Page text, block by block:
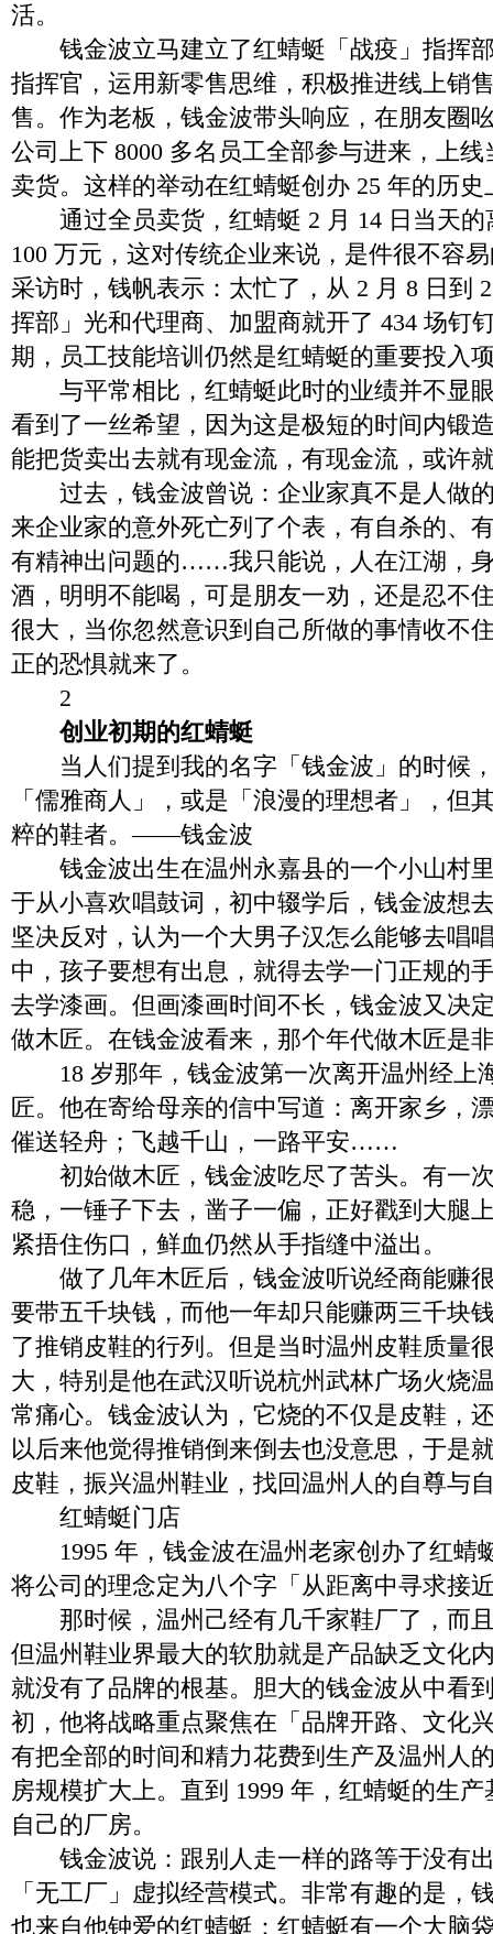
活。
钱金波立马建立了红蜻蜓「战疫」指挥
指挥官，运用新零售思维，积极推进线上销
售。作为老板，钱金波带头响应，在朋友圈
公司上下 8000 多名员工全部参与进来，上
卖货。这样的举动在红蜻蜓创办 25 年的历
通过全员卖货，红蜻蜓 2 月 14 日当天的
100 万元，这对传统企业来说，是件很不容
采访时，钱帆表示：太忙了，从 2 月 8 日到
挥部」光和代理商、加盟商就开了 434 场钉
期，员工技能培训仍然是红蜻蜓的重要投入
与平常相比，红蜻蜓此时的业绩并不显
看到了一丝希望，因为这是极短的时间内锻
能把货卖出去就有现金流，有现金流，或许
过去，钱金波曾说：企业家真不是人做
来企业家的意外死亡列了个表，有自杀的、
有精神出问题的……我只能说，人在江湖，
酒，明明不能喝，可是朋友一劝，还是忍不
很大，当你忽然意识到自己所做的事情收不
正的恐惧就来了。
2
创业初期的红蜻蜓
当人们提到我的名字「钱金波」的时候
「儒雅商人」，或是「浪漫的理想者」，但
粹的鞋者。——钱金波
钱金波出生在温州永嘉县的一个小山村
于从小喜欢唱鼓词，初中辍学后，钱金波想
坚决反对，认为一个大男子汉怎么能够去唱
中，孩子要想有出息，就得去学一门正规的
去学漆画。但画漆画时间不长，钱金波又决
做木匠。在钱金波看来，那个年代做木匠是
18 岁那年，钱金波第一次离开温州经上
匠。他在寄给母亲的信中写道：离开家乡，
催送轻舟；飞越千山，一路平安……
初始做木匠，钱金波吃尽了苦头。有一
稳，一锤子下去，凿子一偏，正好戳到大腿
紧捂住伤口，鲜血仍然从手指缝中溢出。
做了几年木匠后，钱金波听说经商能赚
要带五千块钱，而他一年却只能赚两三千块
了推销皮鞋的行列。但是当时温州皮鞋质量
大，特别是他在武汉听说杭州武林广场火烧
常痛心。钱金波认为，它烧的不仅是皮鞋，
以后来他觉得推销倒来倒去也没意思，于是
皮鞋，振兴温州鞋业，找回温州人的自尊与
红蜻蜓门店
1995 年，钱金波在温州老家创办了红蜻
将公司的理念定为八个字「从距离中寻求接
那时候，温州己经有几千家鞋厂了，而
但温州鞋业界最大的软肋就是产品缺乏文化
就没有了品牌的根基。胆大的钱金波从中看
初，他将战略重点聚焦在「品牌开路、文化
有把全部的时间和精力花费到生产及温州
房规模扩大上。直到 1999 年，红蜻蜓的生
自己的厂房。
钱金波说：跟别人走一样的路等于没有
「无工厂」虚拟经营模式。非常有趣的是，
也来自他钟爱的红蜻蜓：红蜻蜓有一个大脑